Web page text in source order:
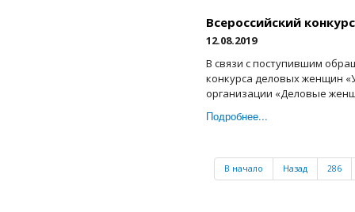
Всероссийский
12.08.2019
В связи с поступившим
конкурса деловых женщин
организации «Деловые
Подробнее...
В начало Назад 286